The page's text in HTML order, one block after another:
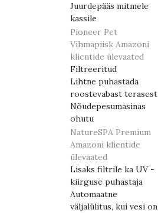
Juurdepääs mitmele
kassile
Pioneer Pet
Vihmapiisk Amazoni
klientide ülevaated
Filtreeritud
Lihtne puhastada
roostevabast terasest
Nõudepesumasinas
ohutu
NatureSPA Premium
Amazoni klientide
ülevaated
Lisaks filtrile ka UV -
kiirguse puhastaja
Automaatne
väljalülitus, kui vesi on